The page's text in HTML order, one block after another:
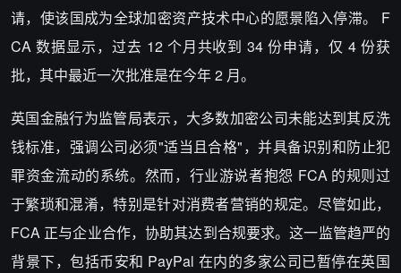
请，使该国成为全球加密资产技术中心的愿景陷入停滞。 F
CA 数据显示，过去 12 个月共收到 34 份申请，仅 4 份获
批，其中最近一次批准是在今年 2 月。
英国金融行为监管局表示，大多数加密公司未能达到其反洗
钱标准，强调公司必须"适当且合格"，并具备识别和防止犯
罪资金流动的系统。然而，行业游说者抱怨 FCA 的规则过
于繁琐和混淆，特别是针对消费者营销的规定。尽管如此，
FCA 正与企业合作，协助其达到合规要求。这一监管趋严的
背景下，包括币安和 PayPal 在内的多家公司已暂停在英国